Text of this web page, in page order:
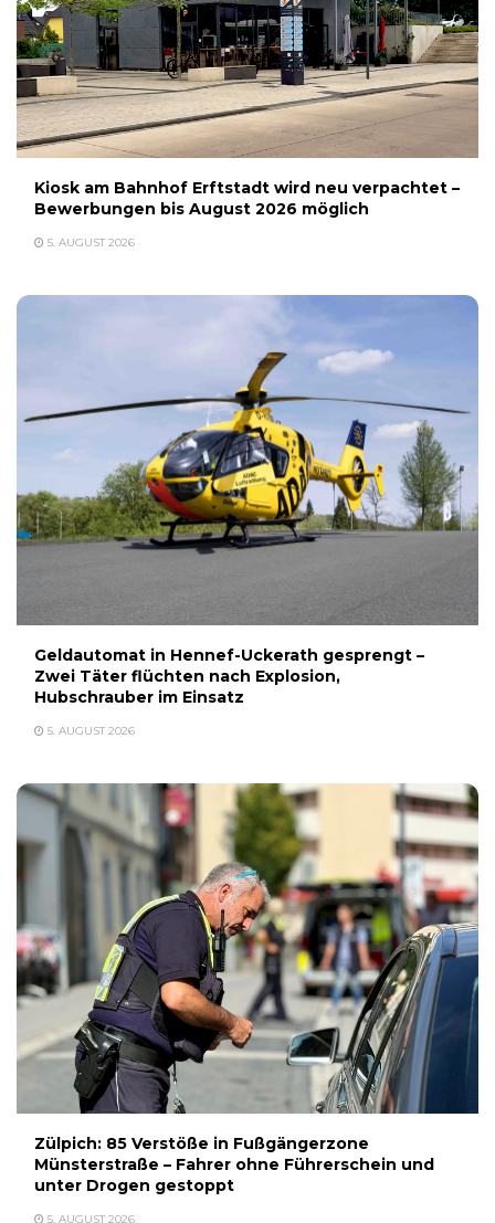
Kiosk am Bahnhof Erftstadt wird neu verpachtet –
Bewerbungen bis August 2026 möglich
5. AUGUST 2026
Geldautomat in Hennef-Uckerath gesprengt –
Zwei Täter flüchten nach Explosion,
Hubschrauber im Einsatz
5. AUGUST 2026
Zülpich: 85 Verstöße in Fußgängerzone
Münsterstraße – Fahrer ohne Führerschein und
unter Drogen gestoppt
5. AUGUST 2026